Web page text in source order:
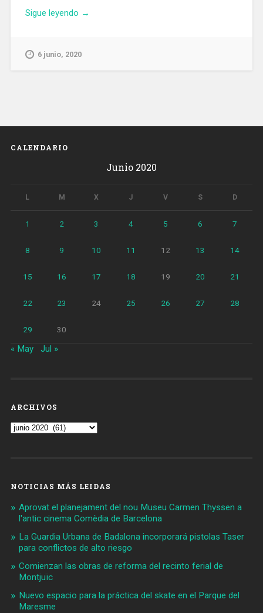
Sigue leyendo «El
Barcelona
Andreu
social»
→
6 junio, 2020
CALENDARIO
Junio 2020
L M X J V S D
1 2 3 4 5 6 7
8 9 10 11 12 13 14
15 16 17 18 19 20 21
22 23 24 25 26 27 28
29 30
« May Jul »
ARCHIVOS
Archivos
NOTICIAS MÁS LEIDAS
Aprovat el planejament del nou Museu Carmen Thyssen a
l'antic cinema Comèdia de Barcelona
La Guardia Urbana de Badalona incorporará pistolas Taser
para conflictos de alto riesgo
Comienzan las obras de reforma del recinto ferial de
Montjuïc
Nuevo espacio para la práctica del skate en el Parque del
Maresme